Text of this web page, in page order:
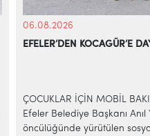
06.08.2026
EFELER’DEN KOCAGÜR’E
ÇOCUKLAR İÇİN MOBİL
Efeler Belediye Başkanı Anıl
öncülüğünde yürütülen